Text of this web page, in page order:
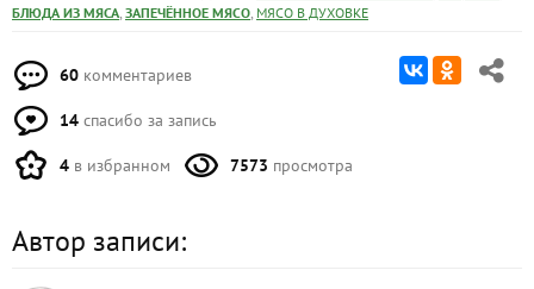
БЛЮДА ИЗ МЯСА, ЗАПЕЧЁННОЕ МЯСО, МЯСО В ДУХОВКЕ
60 комментариев
14 спасибо за запись
4 в избранном 7573 просмотра
Автор записи: